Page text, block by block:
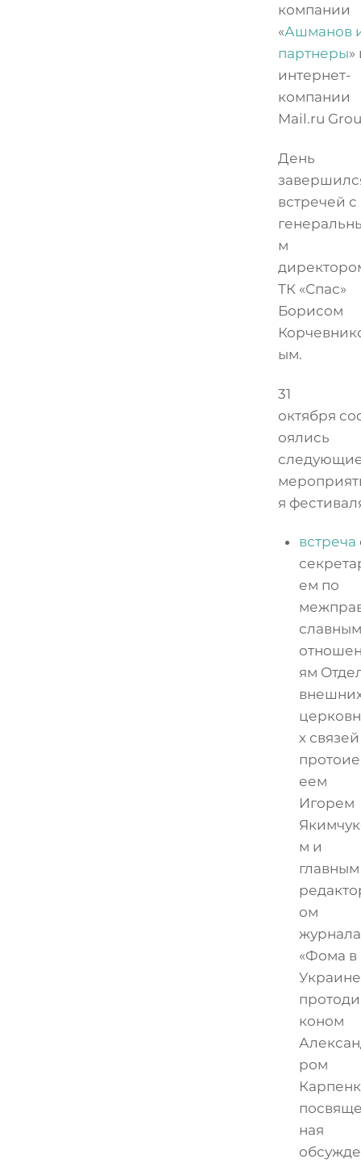
компании
«Ашманов
партнеры»
интернет-
компании
Mail.ru
День
встречей с
м
ТК «Спас»
Борисом
ым.
31
октября
оялись
я
встреча
ем по
ям
х связей
еем
Игорем
м и
главным
ом
журнала
«Фома в
коном
ром
ная